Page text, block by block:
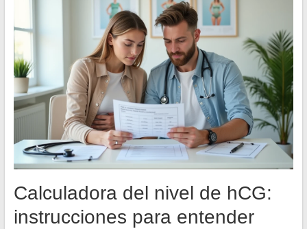
Calculadora del nivel de hCG:
instrucciones para entender